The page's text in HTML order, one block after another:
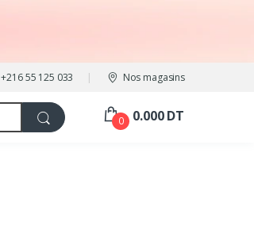
+216 55 125 033 Nos magasins
0 0.000 DT